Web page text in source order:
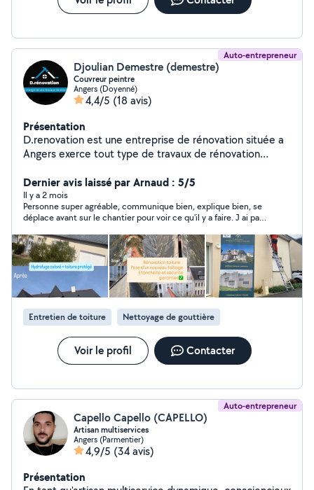
Auto-entrepreneur
Djoulian Demestre (demestre)
Couvreur peintre
Angers (Doyenné)
4,4/5 (18 avis)
Présentation
D.renovation est une entreprise de rénovation située a
Angers exerce tout type de travaux de rénovation
de vos extérieurs nettoyage de toiture façade dallage
hydrofuge tout travaux de couverture changement de
ardoise ,gouttière, recherche de fuite et ravalement de
façade nous serons répondre à toute vos demandes et
à votre écoute pour tout vos travaux Basé sur Angers et
Royan
Dernier avis laissé par Arnaud : 5/5
Il y a 2 mois
Personne super agréable, communique bien, explique bien, se
déplace avant sur le chantier pour voir ce qu'il y a faire. J ai pas
Entretien de toiture Nettoyage de gouttière
Voir le profil Contacter
Auto-entrepreneur
Capello Capello (CAPELLO)
Artisan multiservices
Angers (Parmentier)
4,9/5 (34 avis)
Présentation